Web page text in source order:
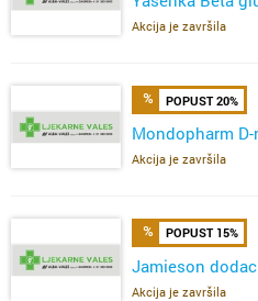
Akcija je završila
POPUST 20%
Mondopharm
Akcija je završila
POPUST 15%
Jamieson
Akcija je završila